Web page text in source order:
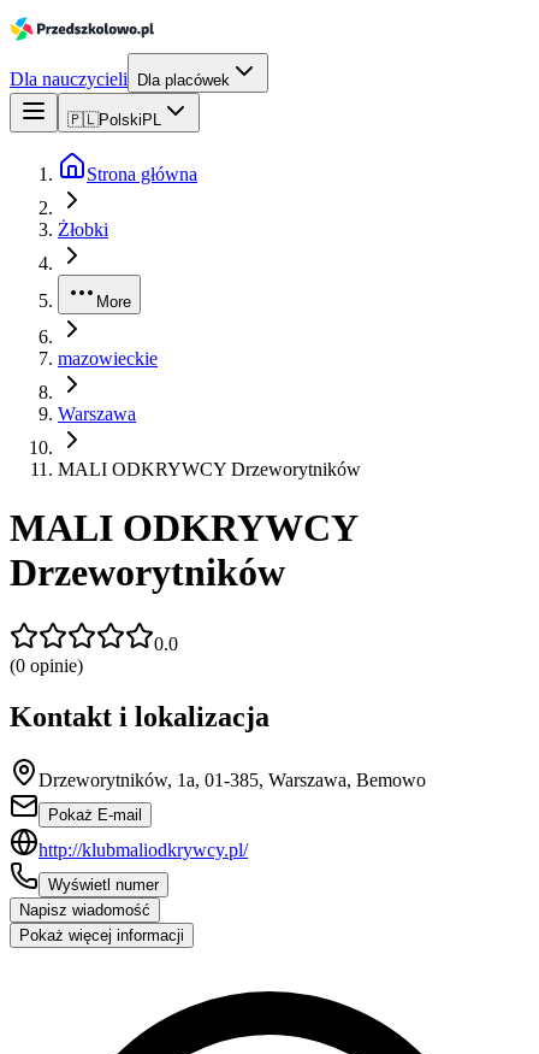
Dla nauczycieli Dla placówek
🇵🇱Polski PL
Strona główna
Żłobki
More
mazowieckie
Warszawa
MALI ODKRYWCY Drzeworytników
MALI ODKRYWCY
Drzeworytników
0.0
(0 opinie)
Kontakt i lokalizacja
Drzeworytników, 1a, 01-385, Warszawa, Bemowo
Pokaż E-mail
http://klubmaliodkrywcy.pl/
Wyświetl numer
Napisz wiadomość
Pokaż więcej informacji